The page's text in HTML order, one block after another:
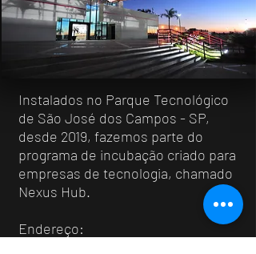
Instalados no Parque Tecnológico
de São José dos Campos - SP,
desde 2019, fazemos parte do
programa de incubação criado para
empresas de tecnologia, chamado
Nexus Hub.
Endereço: